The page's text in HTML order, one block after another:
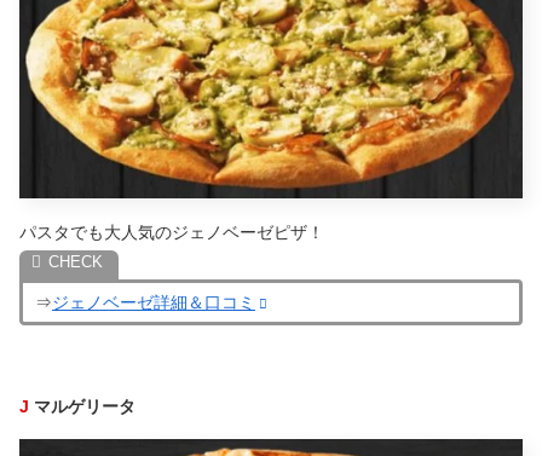
パスタでも大人気のジェノベーゼピザ！
⇒ジェノベーゼ詳細＆口コミ
J マルゲリータ